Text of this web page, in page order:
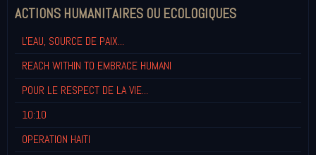
ACTIONS HUMANITAIRES OU ECOLOGIQUES
L'EAU, SOURCE DE PAIX...
REACH WITHIN TO EMBRACE HUMANI
POUR LE RESPECT DE LA VIE...
10:10
OPERATION HAITI